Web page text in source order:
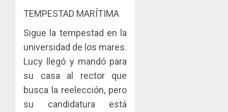
TEMPESTAD MARÍTIMA
Sigue la tempestad en la
universidad de los mares.
Lucy llegó y mandó para
su casa al rector que
busca la reelección, pero
su candidatura está